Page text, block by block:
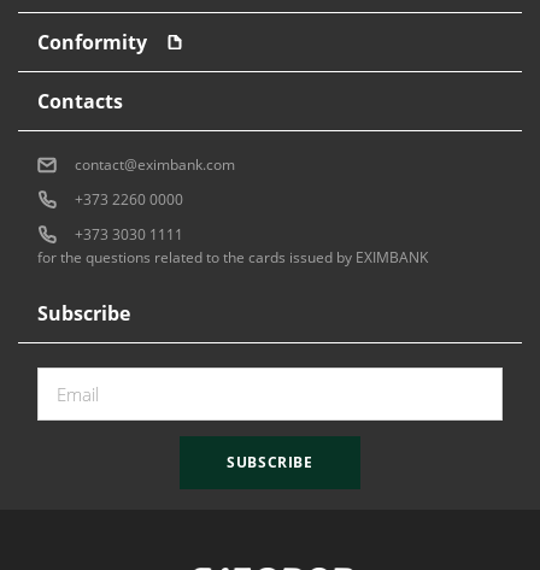
Conformity
Subscribe
SUBSCRIBE
Contacts
contact@eximbank.com
+373 2260 0000
+373 3030 1111
for the questions related to the cards issued by EXIMBANK